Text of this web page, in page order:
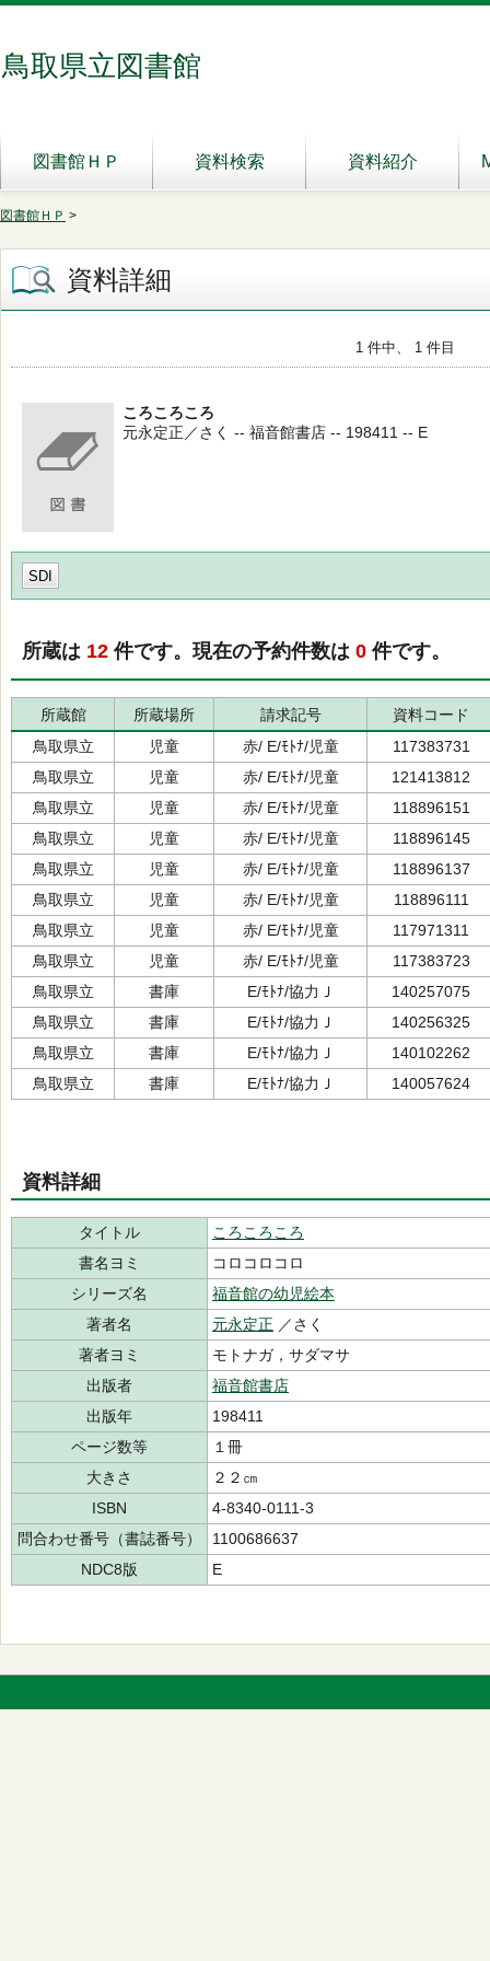
鳥取県立図書館
図書館ＨＰ 資料検索 資料紹介
図書館ＨＰ >
資料詳細
1 件中、 1 件目
ころころころ
元永定正／さく -- 福音館書店 -- 198411 -- E
SDI
所蔵は 12 件です。現在の予約件数は 0 件です。
所蔵館 所蔵場所 請求記号
資料コード
鳥取県立
児童 赤/ E/ﾓﾄﾅ/児童
117383731
鳥取県立
児童 赤/ E/ﾓﾄﾅ/児童
121413812
鳥取県立
児童 赤/ E/ﾓﾄﾅ/児童
118896151
鳥取県立
児童 赤/ E/ﾓﾄﾅ/児童
118896145
鳥取県立
児童 赤/ E/ﾓﾄﾅ/児童
118896137
鳥取県立
児童 赤/ E/ﾓﾄﾅ/児童
118896111
鳥取県立
児童 赤/ E/ﾓﾄﾅ/児童
117971311
鳥取県立
児童 赤/ E/ﾓﾄﾅ/児童
117383723
鳥取県立
書庫 E/ﾓﾄﾅ/協力Ｊ
140257075
鳥取県立
書庫 E/ﾓﾄﾅ/協力Ｊ
140256325
鳥取県立
書庫 E/ﾓﾄﾅ/協力Ｊ
140102262
鳥取県立
書庫 E/ﾓﾄﾅ/協力Ｊ 140057624
資料詳細
タイトル
ころころころ
書名ヨミ
コロコロコロ
シリーズ名
福音館の幼児絵本
著者名
元永定正 ／さく
著者ヨミ
モトナガ，サダマサ
出版者
福音館書店
出版年
198411
ページ数等
１冊
大きさ
２２㎝
ISBN
4-8340-0111-3
問合わせ番号（書誌番号）
1100686637
NDC8版
E